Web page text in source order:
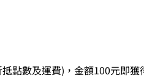
點數及運費)，金額100元即